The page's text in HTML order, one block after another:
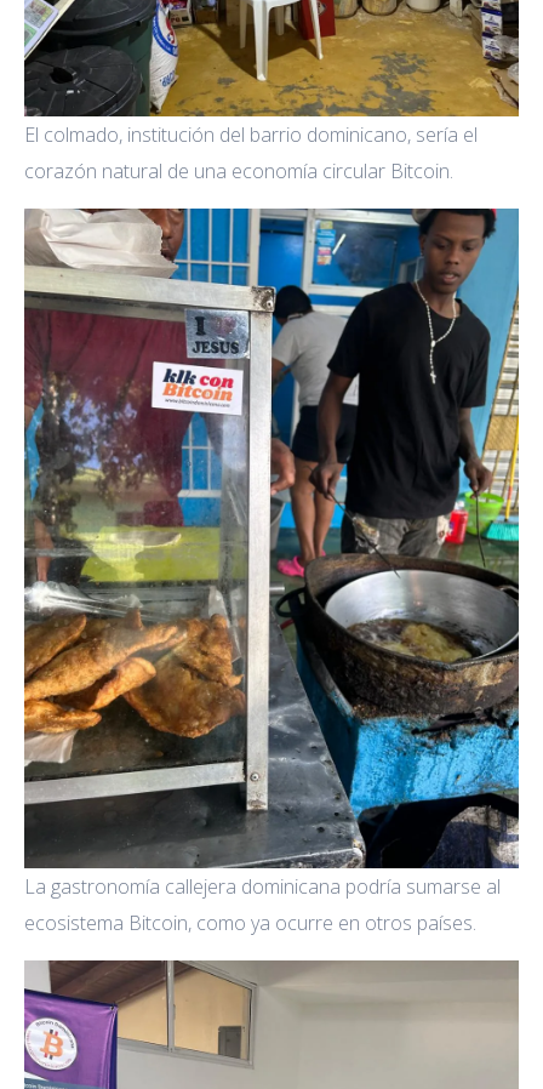
El colmado, institución del barrio dominicano, sería el
corazón natural de una economía circular Bitcoin.
La gastronomía callejera dominicana podría sumarse al
ecosistema Bitcoin, como ya ocurre en otros países.